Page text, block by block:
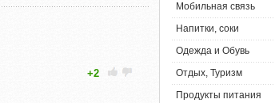
+2
Мобильная связь
Напитки, соки
Одежда и Обувь
Отдых, Туризм
Продукты питания